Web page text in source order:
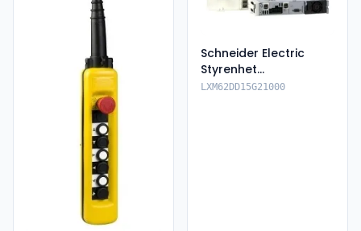
Schneider Electric
Styrenhet
LXM62DD15G21000
LXM62DD15G21000